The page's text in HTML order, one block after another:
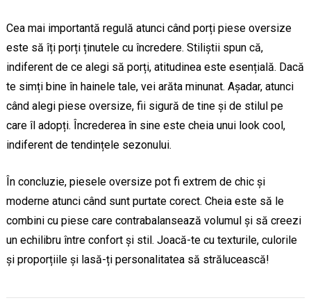
Cea mai importantă regulă atunci când porți piese oversize
este să îți porți ținutele cu încredere. Stiliștii spun că,
indiferent de ce alegi să porți, atitudinea este esențială. Dacă
te simți bine în hainele tale, vei arăta minunat. Așadar, atunci
când alegi piese oversize, fii sigură de tine și de stilul pe
care îl adopți. Încrederea în sine este cheia unui look cool,
indiferent de tendințele sezonului.
În concluzie, piesele oversize pot fi extrem de chic și
moderne atunci când sunt purtate corect. Cheia este să le
combini cu piese care contrabalansează volumul și să creezi
un echilibru între confort și stil. Joacă-te cu texturile, culorile
și proporțiile și lasă-ți personalitatea să strălucească!